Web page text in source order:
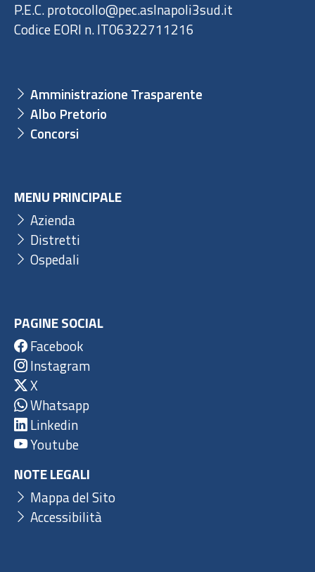
P.E.C. protocollo@pec.aslnapoli3sud.it
Codice EORI n. IT06322711216
Amministrazione Trasparente
Albo Pretorio
Concorsi
MENU PRINCIPALE
Azienda
Distretti
Ospedali
PAGINE SOCIAL
Facebook
Instagram
X
Whatsapp
Linkedin
Youtube
NOTE LEGALI
Mappa del Sito
Accessibilità